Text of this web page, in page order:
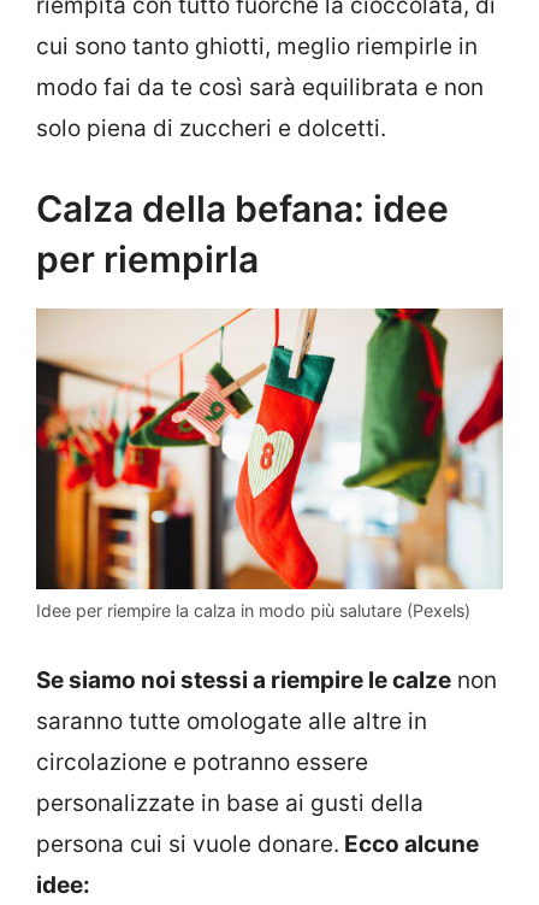
cui sono tanto ghiotti, meglio riempirle in
modo fai da te così sarà equilibrata e non
solo piena di zuccheri e dolcetti.
Calza della befana: idee
per riempirla
Idee per riempire la calza in modo più salutare (Pexels)
Se siamo noi stessi a riempire le calze non
saranno tutte omologate alle altre in
circolazione e potranno essere
personalizzate in base ai gusti della
persona cui si vuole donare. Ecco alcune
idee: